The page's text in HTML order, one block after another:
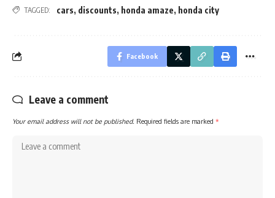
TAGGED: cars, discounts, honda amaze, honda city
Facebook
Leave a comment
Your email address will not be published. Required fields are marked *